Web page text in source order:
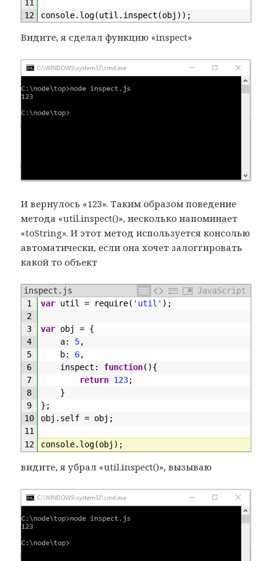
11
12
console. log(util . inspect (obj ) ) ;
Видите, я сделал функцию «inspect»
И вернулось «123». Таким образом поведение
метода «util.inspect()», несколько напоминает
«toString». И этот метод используется консолью
автоматически, если она хочет залоггировать
какой то объект
inspect.js
JavaScript
1
2
3
4
5
6
7
8
9
10
11
12
var util = require( 'util' ) ;
var obj = {
a: 5,
b: 6,
inspect : function( ){
return 123;
}
} ;
obj . self = obj ;
console. log(obj ) ;
видите, я убрал «util.inspect()», вызываю